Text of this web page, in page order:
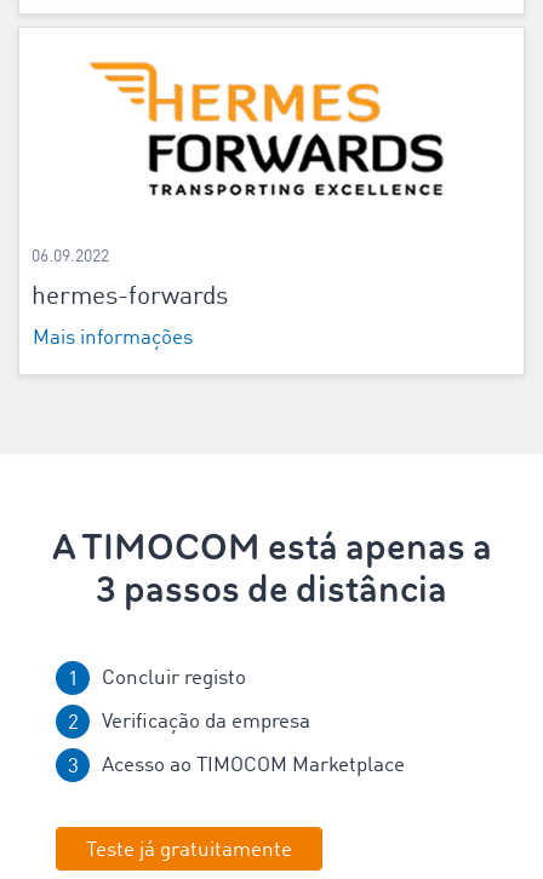
06.09.2022
hermes-forwards
Mais informações
A TIMOCOM está apenas a
3 passos de distância
Concluir registo
Verificação da empresa
Acesso ao TIMOCOM Marketplace
Teste já gratuitamente